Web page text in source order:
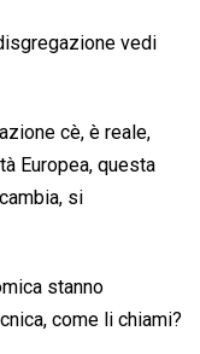
vedi
cè, è reale,
Europea, questa
si
stanno
come li chiami?